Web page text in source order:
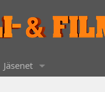
Jäsenet